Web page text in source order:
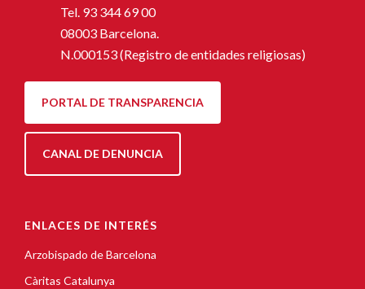
Tel. 93 344 69 00
08003 Barcelona.
N.000153 (Registro de entidades religiosas)
PORTAL DE TRANSPARENCIA
CANAL DE DENUNCIA
ENLACES DE INTERÉS
Arzobispado de Barcelona
Càritas Catalunya